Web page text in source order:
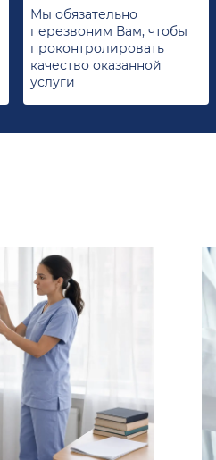
Мы обязательно
перезвоним Вам, чтобы
проконтролировать
качество оказанной
услуги